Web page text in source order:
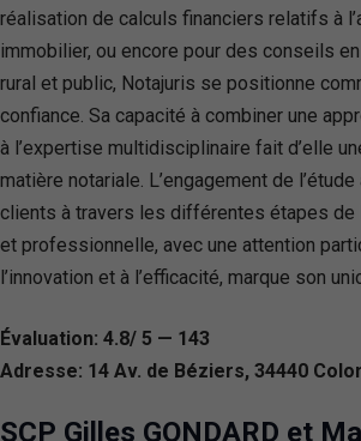
réalisation de calculs financiers relatifs à
immobilier, ou encore pour des conseils
rural et public, Notajuris se positionne
confiance. Sa capacité à combiner une
à l’expertise multidisciplinaire fait d’elle
matière notariale. L’engagement de
clients à travers les différentes étapes de
et professionnelle, avec une attention
l’innovation et à l’efficacité, marque son
Évaluation: 4.8/ 5 — 143
Adresse: 14 Av. de Béziers, 34440
SCP Gilles GONDARD et